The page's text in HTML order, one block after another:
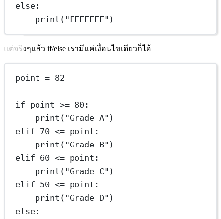
else :
print ( "FFFFFFF" )
แต่จริงๆแล้ว if/else เรามีแค่เงื่อนไขเดียวก็ได้
point = 82
if point >= 80 :
print ( "Grade A" )
elif 70 <= point:
print ( "Grade B" )
elif 60 <= point:
print ( "Grade C" )
elif 50 <= point:
print ( "Grade D" )
else :